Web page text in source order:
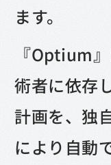
ます。
『Optium
術者に依存
計画を、独
により自動